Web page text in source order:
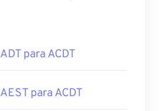
ADT para ACDT
AEST para ACDT